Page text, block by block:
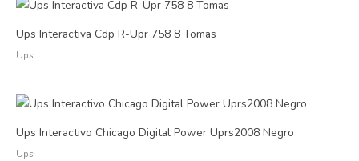
Ups Interactiva Cdp R-Upr 758 8 Tomas
Ups
Ups Interactivo Chicago Digital Power Uprs2008 Negro
Ups